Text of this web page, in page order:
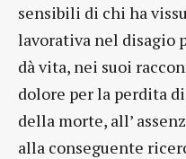
sensibili di chi ha
lavorativa nel disagio
dà vita, nei suoi
dolore per la perdita
della morte, all’
alla conseguente